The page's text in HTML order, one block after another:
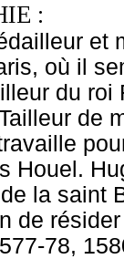
:
et
où il
du roi
de
Houel.
la saint
de
78,